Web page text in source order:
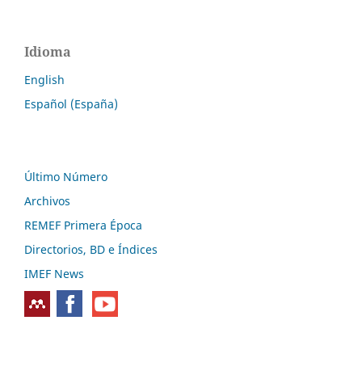
Idioma
English
Español (España)
Último Número
Archivos
REMEF Primera Época
Directorios, BD e Índices
IMEF News